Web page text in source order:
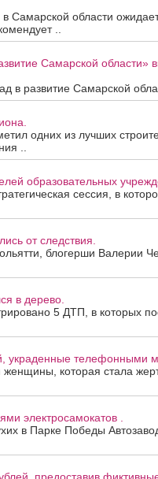
Самарской области
..
Самарской
в развитие Самарской
одних из лучших
..
образовательных
сессия, в
от следствия.
блогерши Валерии
в дерево.
5 ДТП, в которых
украденные телефонными
которая стала
электросамокатов .
в Парке Победы